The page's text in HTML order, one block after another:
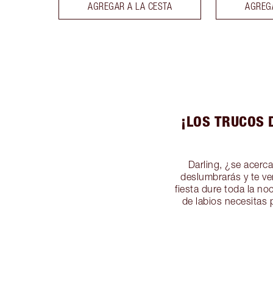
AGREGAR A LA CESTA
¡LOS
Darling, ¿se
deslumbrarás y te
fiesta dure toda la
de labios necesitas